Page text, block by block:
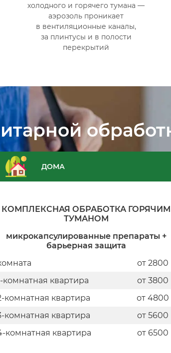
холодного и горячего тумана —
аэрозоль проникает
в вентиляционные каналы,
за плинтусы и в полости
перекрытий
ДОМА
КОМПЛЕКСНАЯ ОБРАБОТКА ГОРЯЧИМ
ТУМАНОМ
микрокапсулированные препараты +
барьерная защита
от 2800
комнатная квартира
от 3800
комнатная квартира
от 4800
комнатная квартира
от 5600
комнатная квартира
от 6500